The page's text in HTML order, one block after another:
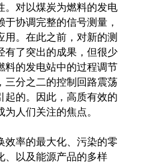
。对以煤炭为燃料的发电
协调完整的信号测量，
用。在此之前，对新的测
有了突出的成果，但很少
料的发电站中的过程调节
三分之二的控制回路震荡
起的。因此，高质有效的
人们关注的焦点。
效率的最大化、污染的零
、以及能源产品的多样